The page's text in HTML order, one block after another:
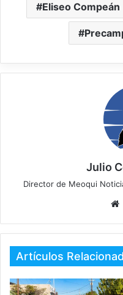
Eliseo Compeán
Julio
Director de Meoqui
Artículos